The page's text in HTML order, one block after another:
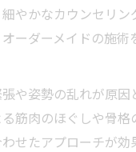
やかなカウンセリン
ーダーメイドの施術
や姿勢の乱れが原因
筋肉のほぐしや骨格
せたアプローチが効